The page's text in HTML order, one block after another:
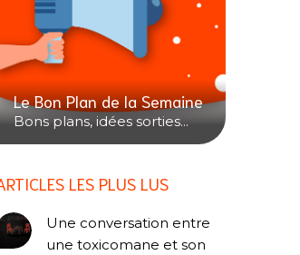
Le Bon Plan de la Semaine
Bons plans, idées sorties...
LES PLUS LUS
Une conversation entre
une toxicomane et son